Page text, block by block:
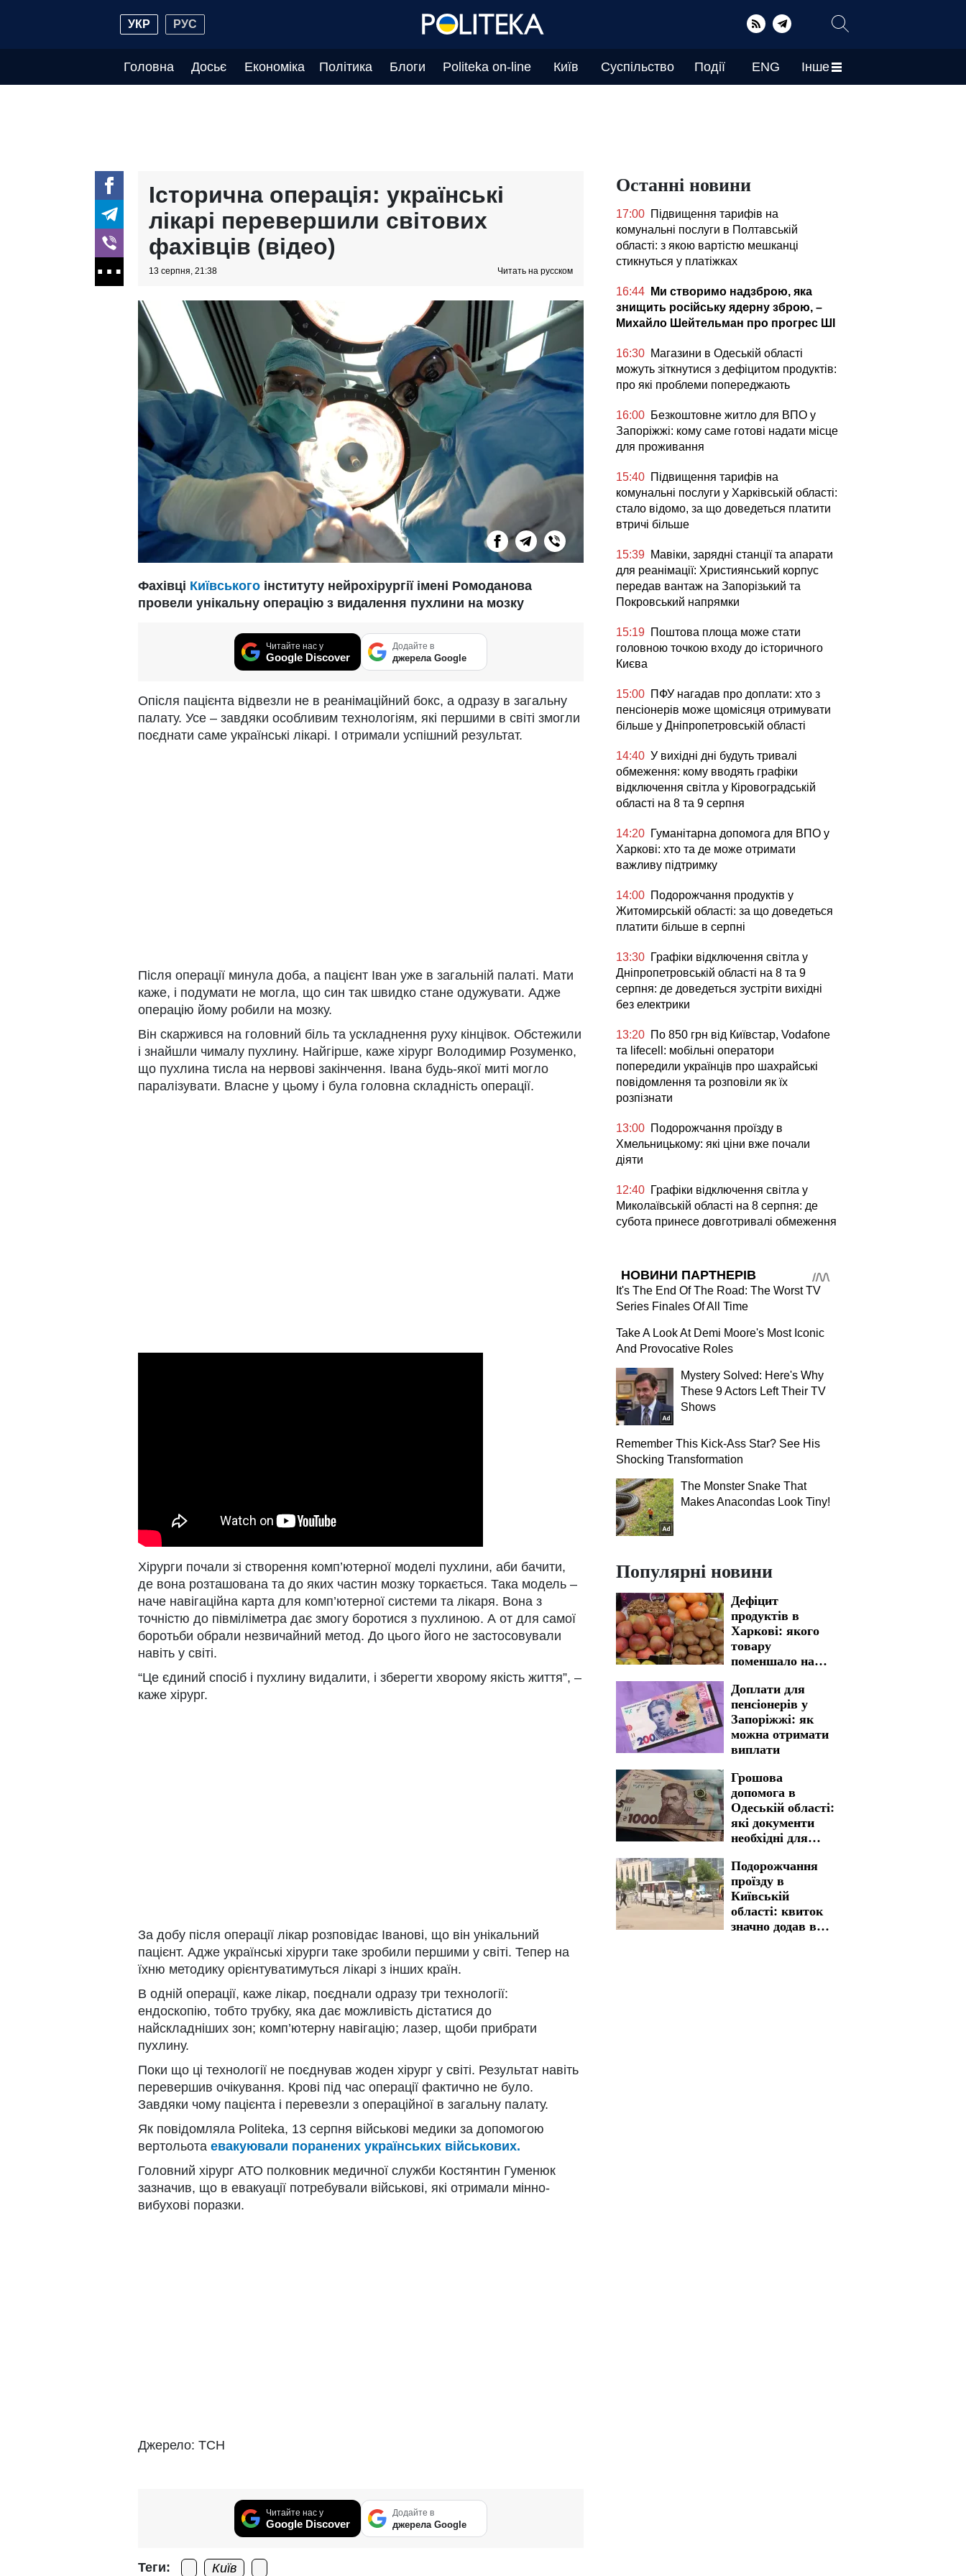
УКР РУС
Головна Досьє Економіка Політика Блоги Politeka on-line Київ Суспільство Події ENG Інше
Історична операція: українські
лікарі перевершили світових
фахівців (відео)
13 серпня, 21:38 Читать на русском
Фахівці Київського інституту нейрохірургії імені Ромоданова
провели унікальну операцію з видалення пухлини на мозку
Читайте нас у
Google Discover
Додайте в
джерела Google
Опісля пацієнта відвезли не в реанімаційний бокс, а одразу в загальну
палату. Усе – завдяки особливим технологіям, які першими в світі змогли
поєднати саме українські лікарі. І отримали успішний результат.
Після операції минула доба, а пацієнт Іван уже в загальній палаті. Мати
каже, і подумати не могла, що син так швидко стане одужувати. Адже
операцію йому робили на мозку.
Він скаржився на головний біль та ускладнення руху кінцівок. Обстежили
і знайшли чималу пухлину. Найгірше, каже хірург Володимир Розуменко,
що пухлина тисла на нервові закінчення. Івана будь-якої миті могло
паралізувати. Власне у цьому і була головна складність операції.
Хірурги почали зі створення комп’ютерної моделі пухлини, аби бачити,
де вона розташована та до яких частин мозку торкається. Така модель –
наче навігаційна карта для комп’ютерної системи та лікаря. Вона з
точністю до півміліметра дає змогу боротися з пухлиною. А от для самої
боротьби обрали незвичайний метод. До цього його не застосовували
навіть у світі.
“Це єдиний спосіб і пухлину видалити, і зберегти хворому якість життя”, –
каже хірург.
За добу після операції лікар розповідає Іванові, що він унікальний
пацієнт. Адже українські хірурги таке зробили першими у світі. Тепер на
їхню методику орієнтуватимуться лікарі з інших країн.
В одній операції, каже лікар, поєднали одразу три технології:
ендоскопію, тобто трубку, яка дає можливість дістатися до
найскладніших зон; комп’ютерну навігацію; лазер, щоби прибрати
пухлину.
Поки що ці технології не поєднував жоден хірург у світі. Результат навіть
перевершив очікування. Крові під час операції фактично не було.
Завдяки чому пацієнта і перевезли з операційної в загальну палату.
Як повідомляла Politeka, 13 серпня військові медики за допомогою
вертольота евакуювали поранених українських військових.
Головний хірург АТО полковник медичної служби Костянтин Гуменюк
зазначив, що в евакуації потребували військові, які отримали мінно-
вибухові поразки.
Джерело: ТСН
Читайте нас у
Google Discover
Додайте в
джерела Google
Теги: Київ
Останні новини
17:00 Підвищення тарифів на
комунальні послуги в Полтавській
області: з якою вартістю мешканці
стикнуться у платіжках
16:44
Ми створимо надзброю, яка
знищить російську ядерну зброю, –
Михайло Шейтельман про прогрес ШІ
16:30 Магазини в Одеській області
можуть зіткнутися з дефіцитом продуктів:
про які проблеми попереджають
16:00 Безкоштовне житло для ВПО у
Запоріжжі: кому саме готові надати місце
для проживання
15:40 Підвищення тарифів на
комунальні послуги у Харківській області:
стало відомо, за що доведеться платити
втричі більше
15:39 Мавіки, зарядні станції та апарати
для реанімації: Християнський корпус
передав вантаж на Запорізький та
Покровський напрямки
15:19 Поштова площа може стати
головною точкою входу до історичного
Києва
15:00 ПФУ нагадав про доплати: хто з
пенсіонерів може щомісяця отримувати
більше у Дніпропетровській області
14:40 У вихідні дні будуть тривалі
обмеження: кому вводять графіки
відключення світла у Кіровоградській
області на 8 та 9 серпня
14:20 Гуманітарна допомога для ВПО у
Харкові: хто та де може отримати
важливу підтримку
14:00 Подорожчання продуктів у
Житомирській області: за що доведеться
платити більше в серпні
13:30 Графіки відключення світла у
Дніпропетровській області на 8 та 9
серпня: де доведеться зустріти вихідні
без електрики
13:20 По 850 грн від Київстар, Vodafone
та lifecell: мобільні оператори
попередили українців про шахрайські
повідомлення та розповіли як їх
розпізнати
13:00 Подорожчання проїзду в
Хмельницькому: які ціни вже почали
діяти
12:40 Графіки відключення світла у
Миколаївській області на 8 серпня: де
субота принесе довготривалі обмеження
НОВИНИ ПАРТНЕРІВ
It's The End Of The Road: The Worst TV
Series Finales Of All Time
Take A Look At Demi Moore's Most Iconic
And Provocative Roles
Mystery Solved: Here's Why
These 9 Actors Left Their TV
Shows
Remember This Kick-Ass Star? See His
Shocking Transformation
The Monster Snake That
Makes Anacondas Look Tiny!
Популярні новини
Дефіцит
продуктів в
Харкові: якого
товару
поменшало на
магазинів
Доплати для
пенсіонерів у
Запоріжжі: як
можна отримати
виплати
Грошова
допомога в
Одеській області:
які документи
необхідні для
отримання
Подорожчання
проїзду в
Київській
області: квиток
значно додав в